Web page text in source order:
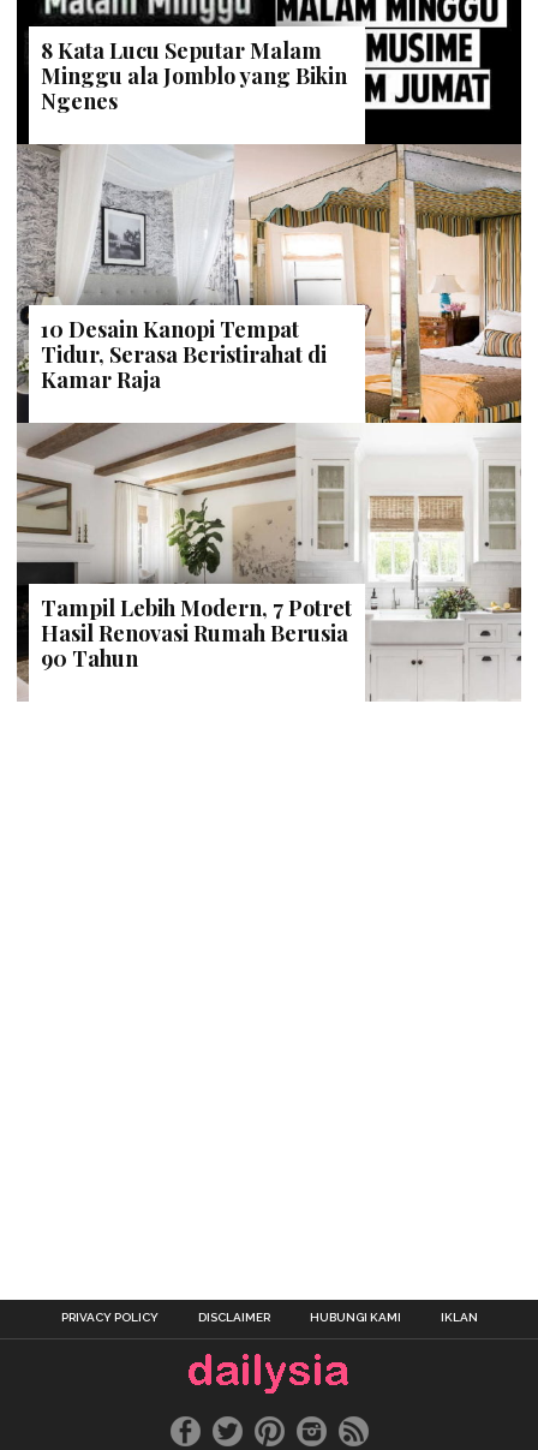
8 Kata Lucu Seputar Malam
Minggu ala Jomblo yang Bikin
Ngenes
10 Desain Kanopi Tempat
Tidur, Serasa Beristirahat di
Kamar Raja
Tampil Lebih Modern, 7 Potret
Hasil Renovasi Rumah Berusia
90 Tahun
PRIVACY POLICY DISCLAIMER HUBUNGI KAMI IKLAN